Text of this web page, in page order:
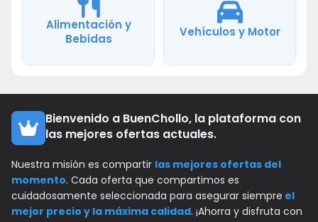
Alimentación y
Bebidas
Vehículos y Motor
Bienvenido a BuenChollo, la plataforma con
las mejores ofertas actuales.
Nuestra misión es compartir las mejores ofertas del
momento. Cada oferta que compartimos es
cuidadosamente seleccionada para asegurar siempre el
mejor precio y la máxima calidad. ¡Ahorra y disfruta con